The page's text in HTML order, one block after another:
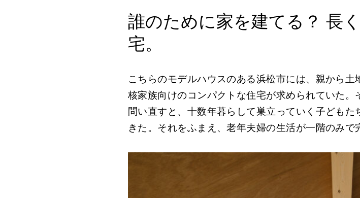
誰のために家を建てる？ 長
宅。
こちらのモデルハウスのある浜松市には、親から土
核家族向けのコンパクトな住宅が求められていた
問い直すと、十数年暮らして巣立っていく子ども
きた。それをふまえ、老年夫婦の生活が一階のみで